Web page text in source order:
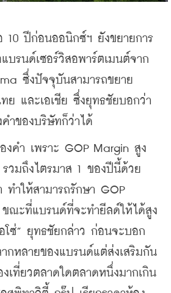
ปีก่อนออนิกซ์ฯ ยังขยายการ
บรนด์เซอร์วิสอพาร์ตเมนต์จาก
ซึ่งปัจจุบันสามารถขยาย
ย และเอเชีย ซึ่งยุทธชัยบอกว่า
ำของบริษัทก็ว่าได้
ำ เพราะ GOP Margin สูง
รวมถึงไตรมาส 1 ของปีนี้ด้วย
ทำให้สามารถรักษา GOP
ณะที่แบรนด์ที่จะทำยีลด์ให้ได้สูง
โซ่” ยุทธชัยกล่าว ก่อนจะบอก
กหลายของแบรนด์แต่ส่งเสริมกัน
เที่ยวตลาดใดตลาดหนึ่งมากเกิน